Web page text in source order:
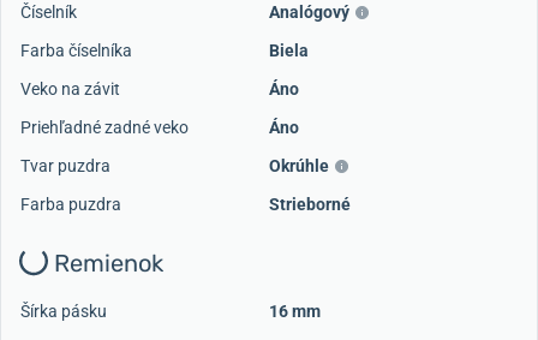
Číselník
Analógový
Farba číselníka
Biela
Veko na závit
Áno
Priehľadné zadné veko
Áno
Tvar puzdra
Okrúhle
Farba puzdra
Strieborné
Remienok
Šírka pásku
16 mm